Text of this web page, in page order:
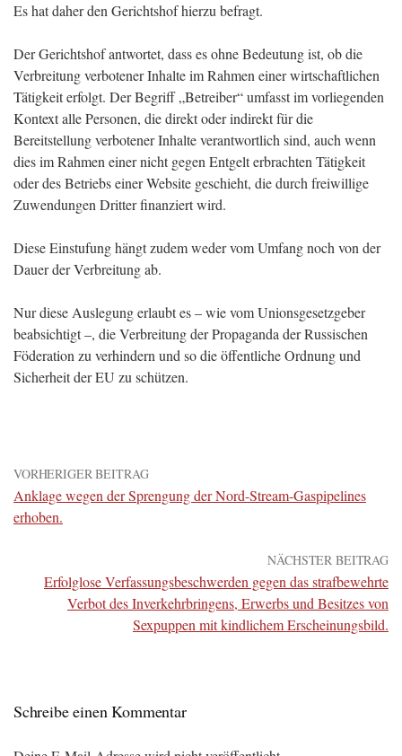
Es hat daher den Gerichtshof hierzu befragt.
Der Gerichtshof antwortet, dass es ohne Bedeutung ist, ob die
Verbreitung verbotener Inhalte im Rahmen einer wirtschaftlichen
Tätigkeit erfolgt. Der Begriff „Betreiber“ umfasst im vorliegenden
Kontext alle Personen, die direkt oder indirekt für die
Bereitstellung verbotener Inhalte verantwortlich sind, auch wenn
dies im Rahmen einer nicht gegen Entgelt erbrachten Tätigkeit
oder des Betriebs einer Website geschieht, die durch freiwillige
Zuwendungen Dritter finanziert wird.
Diese Einstufung hängt zudem weder vom Umfang noch von der
Dauer der Verbreitung ab.
Nur diese Auslegung erlaubt es – wie vom Unionsgesetzgeber
beabsichtigt –, die Verbreitung der Propaganda der Russischen
Föderation zu verhindern und so die öffentliche Ordnung und
Sicherheit der EU zu schützen.
VORHERIGER BEITRAG
Anklage wegen der Sprengung der Nord-Stream-Gaspipelines
erhoben.
NÄCHSTER BEITRAG
Erfolglose Verfassungsbeschwerden gegen das strafbewehrte
Verbot des Inverkehrbringens, Erwerbs und Besitzes von
Sexpuppen mit kindlichem Erscheinungsbild.
Schreibe einen Kommentar